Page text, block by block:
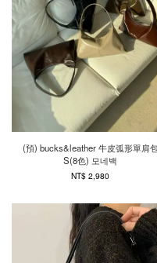
(預) bucks&leather 牛皮弧形單肩
S(8色) 모네백
NT$ 2,980